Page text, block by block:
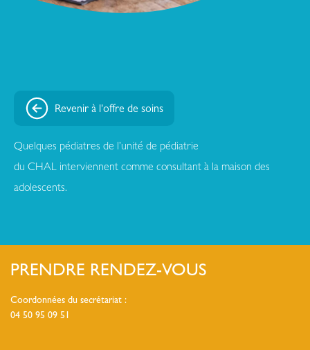
Revenir à l'offre de soins
Quelques pédiatres de l’unité de pédiatrie
du CHAL interviennent comme consultant à la maison des
adolescents.
PRENDRE RENDEZ-VOUS
Coordonnées du secrétariat :
04 50 95 09 51